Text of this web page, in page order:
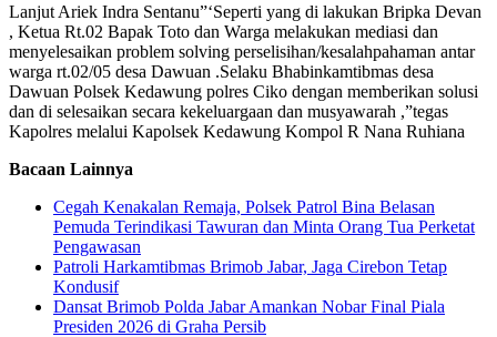
Lanjut Ariek Indra Sentanu”‘Seperti yang di lakukan Bripka Devan
, Ketua Rt.02 Bapak Toto dan Warga melakukan mediasi dan
menyelesaikan problem solving perselisihan/kesalahpahaman antar
warga rt.02/05 desa Dawuan .Selaku Bhabinkamtibmas desa
Dawuan Polsek Kedawung polres Ciko dengan memberikan solusi
dan di selesaikan secara kekeluargaan dan musyawarah ,”tegas
Kapolres melalui Kapolsek Kedawung Kompol R Nana Ruhiana
Bacaan Lainnya
Cegah Kenakalan Remaja, Polsek Patrol Bina Belasan
Pemuda Terindikasi Tawuran dan Minta Orang Tua Perketat
Pengawasan
Patroli Harkamtibmas Brimob Jabar, Jaga Cirebon Tetap
Kondusif
Dansat Brimob Polda Jabar Amankan Nobar Final Piala
Presiden 2026 di Graha Persib